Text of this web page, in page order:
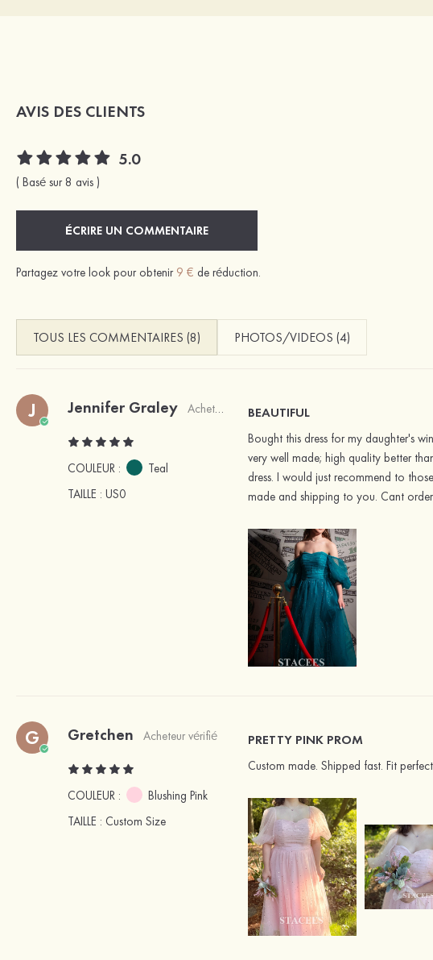
AVIS DES CLIENTS
5.0
( Basé sur 8 avis )
ÉCRIRE UN COMMENTAIRE
Partagez votre look pour obtenir 9 € de réduction.
TOUS LES COMMENTAIRES (8) PHOTOS/VIDEOS (4)
J Jennifer Graley Acheteur vérifié
COULEUR :
Teal
TAILLE : US0
BEAUTIFUL
Bought this dress for my daughter's
very well made; high quality better
dress. I would just recommend to
made and shipping to you. Cant
G Gretchen Acheteur vérifié
COULEUR :
Blushing Pink
TAILLE : Custom Size
PRETTY PINK PROM
Custom made. Shipped fast. Fit